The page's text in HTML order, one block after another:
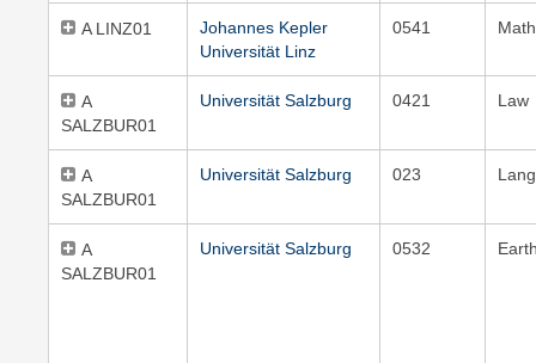
A LINZ01
Johannes Kepler
Universität Linz
0541
A
SALZBUR01
Universität Salzburg 0421 Law
A
SALZBUR01
Universität Salzburg 023
A
SALZBUR01
Universität Salzburg 0532